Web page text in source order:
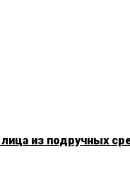
из подручных